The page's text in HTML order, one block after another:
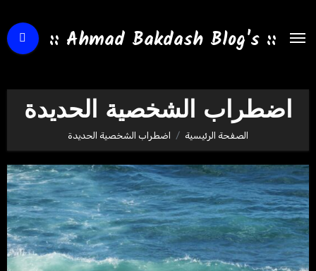
:: Ahmad Bakdash Blog's ::
اضطراب الشخصية الحديدة
الصفحة الرئيسية اضطراب الشخصية الحديدة